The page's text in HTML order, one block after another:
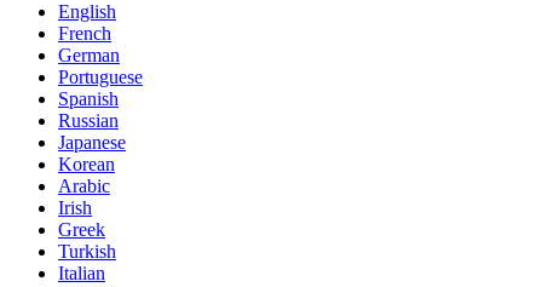
English
French
German
Portuguese
Spanish
Russian
Japanese
Korean
Arabic
Irish
Greek
Turkish
Italian